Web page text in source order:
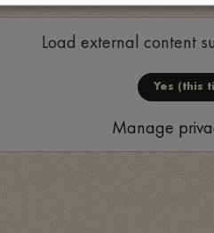
Load external content
Yes (this
Manage